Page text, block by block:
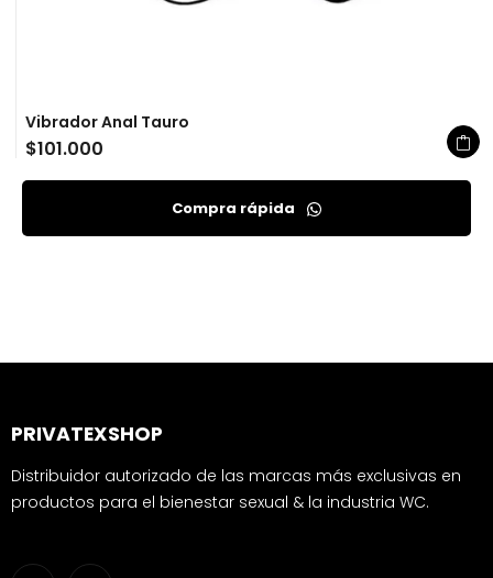
Vibrador Anal Tauro
$101.000
Compra rápida
PRIVATEXSHOP
Distribuidor autorizado de las marcas más exclusivas en
productos para el bienestar sexual & la industria WC.